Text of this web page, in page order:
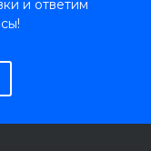
и ответим